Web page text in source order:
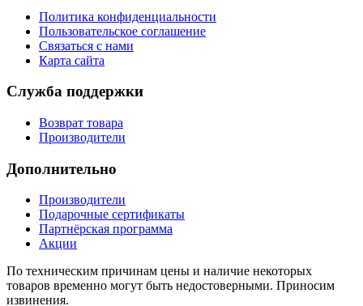
Политика конфиденциальности
Пользовательское соглашение
Связаться с нами
Карта сайта
Служба поддержки
Возврат товара
Производители
Дополнительно
Производители
Подарочные сертификаты
Партнёрская программа
Акции
По техническим причинам цены и наличие некоторых
товаров временно могут быть недостоверными. Приносим
извинения.